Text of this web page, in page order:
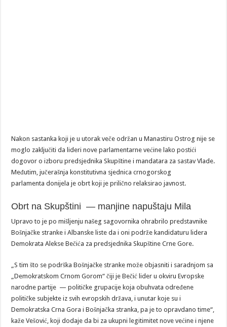
Nakon sastanka koji je u utorak veče održan u Manastiru Ostrog nije se
moglo zaključiti da lideri nove parlamentarne većine lako postići
dogovor o izboru predsjednika Skupštine i mandatara za sastav Vlade.
Međutim, jučerašnja konstitutivna sjednica crnogorskog
parlamenta donijela je obrt koji je prilično relaksirao javnost.
Obrt na Skupštini — manjine napuštaju Mila
Upravo to je po mišljenju našeg sagovornika ohrabrilo predstavnike
Bošnjačke stranke i Albanske liste da i oni podrže kandidaturu lidera
Demokrata Alekse Bečića za predsjednika Skupštine Crne Gore.
„S tim što se podrška Bošnjačke stranke može objasniti i saradnjom sa
„Demokratskom Crnom Gorom“ čiji je Bečić lider u okviru Evropske
narodne partije — političke grupacije koja obuhvata određene
političke subjekte iz svih evropskih država, i unutar koje su i
Demokratska Crna Gora i Bošnjačka stranka, pa je to opravdano time“,
kaže Vešović, koji dodaje da bi za ukupni legitimitet nove većine i njene